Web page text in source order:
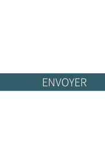
ENVOYER